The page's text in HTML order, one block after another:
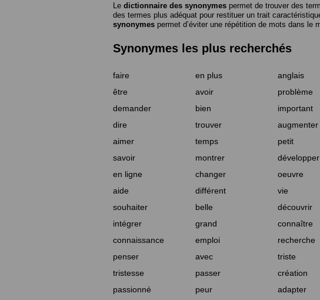
Le dictionnaire des synonymes permet de trouver des
des termes plus adéquat pour restituer un trait
synonymes permet d’éviter une répétition de mots dans le
Synonymes les plus recherchés
faire en plus anglais
être
avoir problème
demander
bien important
dire
trouver augmenter
aimer
temps petit
savoir
montrer développer
en ligne
changer oeuvre
aide
différent vie
souhaiter
belle découvrir
intégrer
grand connaître
connaissance
emploi recherche
penser
avec triste
tristesse
passer création
passionné
peur adapter